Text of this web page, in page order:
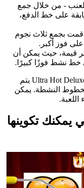
- من خلال جمع
على خط الدفع،
قمت بجمع ثلاث نجوم
فوز أكبر.
قيمة، حيث يمكن أن
نشط فوزًا كبيرًا.
الأهم من ذلك، أن المجموعات الفائزة في Ultra Hot Deluxe يتم
النشطة. يمكن
تكوينها